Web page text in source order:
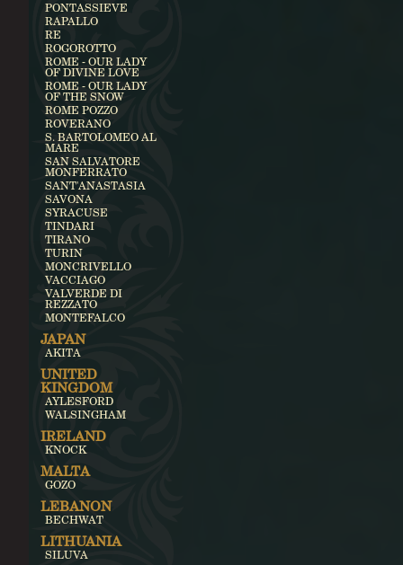
PONTASSIEVE
RAPALLO
RE
ROGOROTTO
ROME - OUR LADY
OF DIVINE LOVE
ROME - OUR LADY
OF THE SNOW
ROME POZZO
ROVERANO
S. BARTOLOMEO AL
MARE
SAN SALVATORE
MONFERRATO
SANT'ANASTASIA
SAVONA
SYRACUSE
TINDARI
TIRANO
TURIN
MONCRIVELLO
VACCIAGO
VALVERDE DI
REZZATO
MONTEFALCO
JAPAN
AKITA
UNITED
KINGDOM
AYLESFORD
WALSINGHAM
IRELAND
KNOCK
MALTA
GOZO
LEBANON
BECHWAT
LITHUANIA
SILUVA